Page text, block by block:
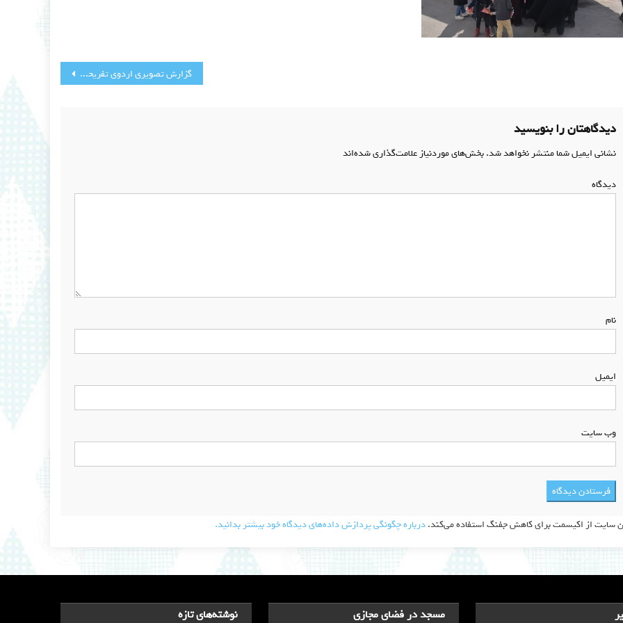
گزارش تصویری اردوی تفریحی بازینو
دیدگاهتان را بنویسید
نشانی ایمیل شما منتشر نخواهد شد.بخش‌های موردنیاز علامت‌گذاری شده‌اند
دیدگاه
نام
ایمیل
وب‌ سایت
سایت از اکیسمت برای کاهش جفنگ استفاده می‌کند.درباره چگونگی پردازش داده‌های دیدگاه خود بیشتر بدانید.
نوشته‌های تازه مسجد در فضای مجازی